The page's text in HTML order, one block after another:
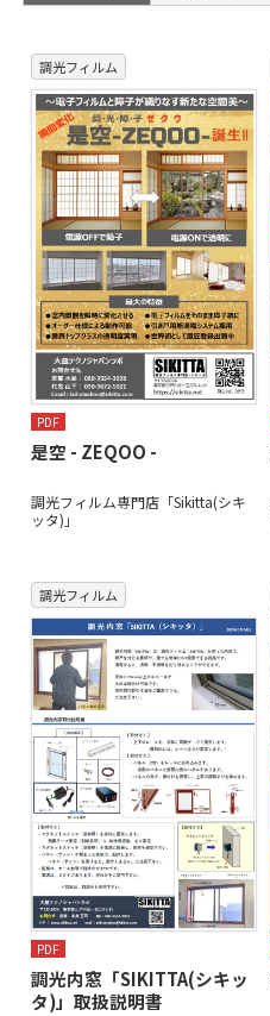
調光フィルム
PDF
是空 - ZEQOO -
調光フィルム専門店「Sikitta(シキ
ッタ)」
調光フィルム
PDF
調光内窓「SIKITTA(シキッ
タ)」取扱説明書